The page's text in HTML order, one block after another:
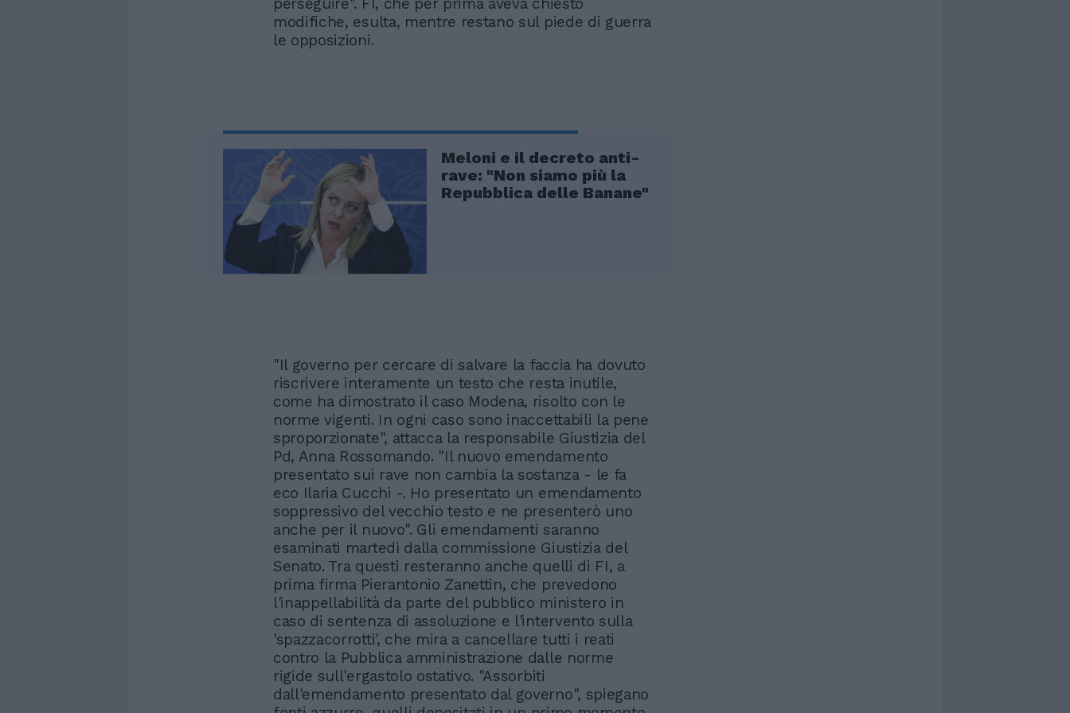
modifiche, esulta, mentre restano sul piede di guerra
le opposizioni.
Meloni e il decreto anti-
rave: "Non siamo più la
Repubblica delle Banane"
"Il governo per cercare di salvare la faccia ha dovuto
riscrivere interamente un testo che resta inutile,
come ha dimostrato il caso Modena, risolto con le
norme vigenti. In ogni caso sono inaccettabili la pene
sproporzionate", attacca la responsabile Giustizia del
Pd, Anna Rossomando. "Il nuovo emendamento
presentato sui rave non cambia la sostanza - le fa
eco Ilaria Cucchi -. Ho presentato un emendamento
soppressivo del vecchio testo e ne presenterò uno
anche per il nuovo". Gli emendamenti saranno
esaminati martedì dalla commissione Giustizia del
Senato. Tra questi resteranno anche quelli di FI, a
prima firma Pierantonio Zanettin, che prevedono
l'inappellabilità da parte del pubblico ministero in
caso di sentenza di assoluzione e l'intervento sulla
'spazzacorrotti', che mira a cancellare tutti i reati
contro la Pubblica amministrazione dalle norme
rigide sull'ergastolo ostativo. "Assorbiti
dall'emendamento presentato dal governo", spiegano